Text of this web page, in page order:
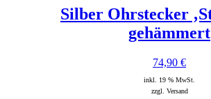
Silber Ohrstecker
gehämmert
74,90 €
inkl. 19 % MwSt.
zzgl. Versand